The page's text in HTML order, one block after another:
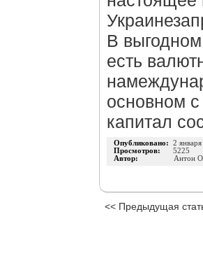
В
есть
основном
капитал
Опубликовано: 2
Просмотров: 5225
Автор:
Антон
<< Предыдущая